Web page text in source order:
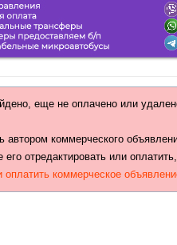
еще не оплачено или
автором коммерческого
его отредактировать или
оплатить коммерческое